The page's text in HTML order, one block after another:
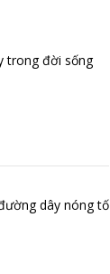
trong đời sống
dây nóng tố